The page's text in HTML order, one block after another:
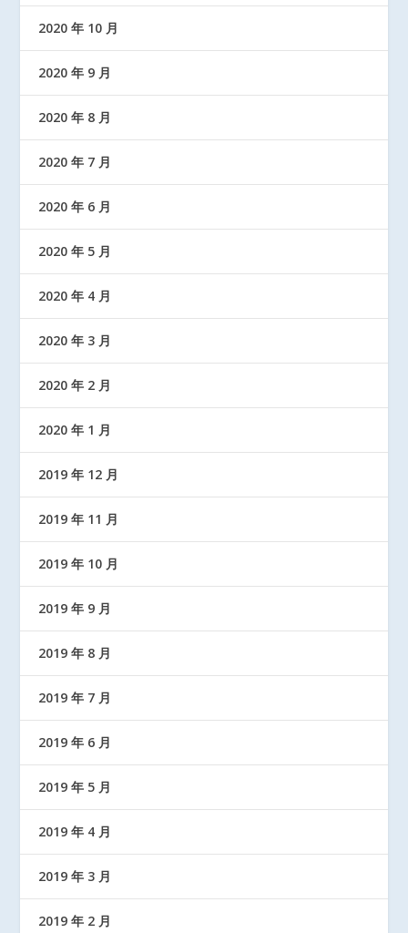
2020 年 10 月
2020 年 9 月
2020 年 8 月
2020 年 7 月
2020 年 6 月
2020 年 5 月
2020 年 4 月
2020 年 3 月
2020 年 2 月
2020 年 1 月
2019 年 12 月
2019 年 11 月
2019 年 10 月
2019 年 9 月
2019 年 8 月
2019 年 7 月
2019 年 6 月
2019 年 5 月
2019 年 4 月
2019 年 3 月
2019 年 2 月